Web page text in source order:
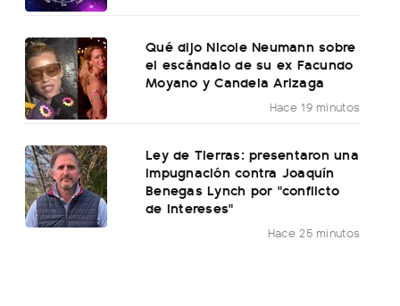
Qué dijo Nicole Neumann sobre
el escándalo de su ex Facundo
Moyano y Candela Arizaga
Hace 19 minutos
Ley de Tierras: presentaron una
impugnación contra Joaquín
Benegas Lynch por "conflicto
de intereses"
Hace 25 minutos